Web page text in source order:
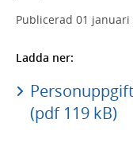
Publicerad 01 januari
Ladda ner:
(pdf 119 kB)